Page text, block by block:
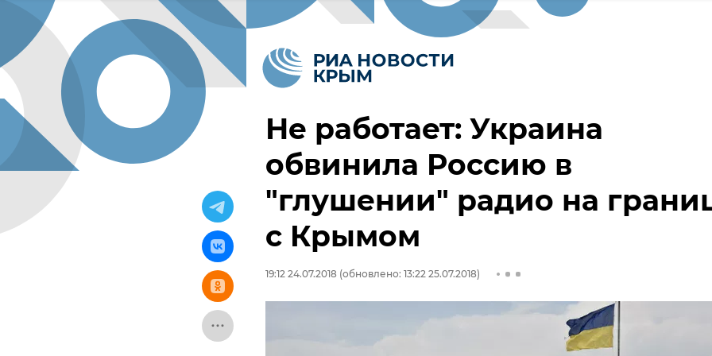
Не работает: Украина
обвинила Россию в
"глушении" радио на
с Крымом
19:12 24.07.2018 (обновлено: 13:22 25.07.2018)